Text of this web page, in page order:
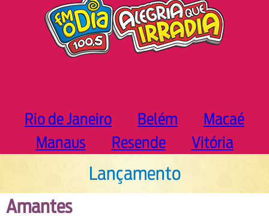
Rio de Janeiro Belém
Macaé
Manaus
Resende Vitória
Lançamento
Amantes